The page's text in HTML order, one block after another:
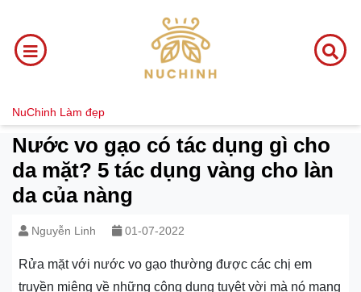
NuChinh Làm đẹp
Nước vo gạo có tác dụng gì cho
da mặt? 5 tác dụng vàng cho làn
da của nàng
Nguyễn Linh 01-07-2022
Rửa mặt với nước vo gạo thường được các chị em
truyền miệng về những công dụng tuyệt vời mà nó mang